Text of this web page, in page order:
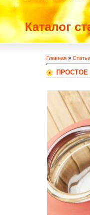
Каталог
Главная» Статьи
ПРОСТОЕ